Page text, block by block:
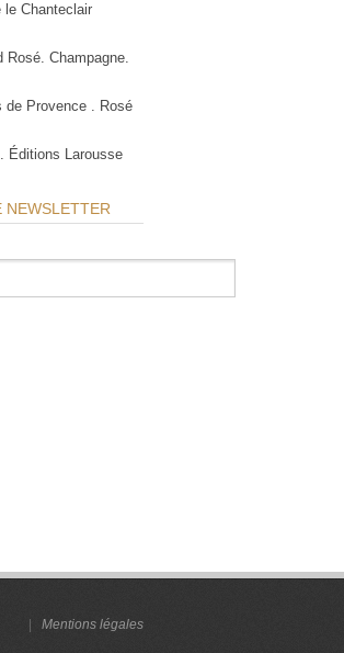
le Chanteclair
Rosé. Champagne.
de Provence . Rosé
Éditions Larousse
NEWSLETTER
Mentions légales